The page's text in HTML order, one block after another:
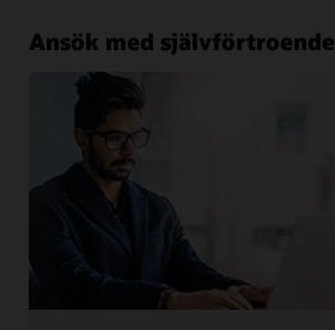
Ansök med självförtroende